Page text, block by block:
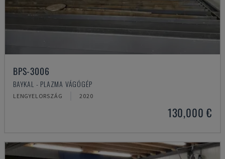
BPS-3006
BAYKAL - PLAZMA VÁGÓGÉP
LENGYELORSZÁG 2020
130,000 €